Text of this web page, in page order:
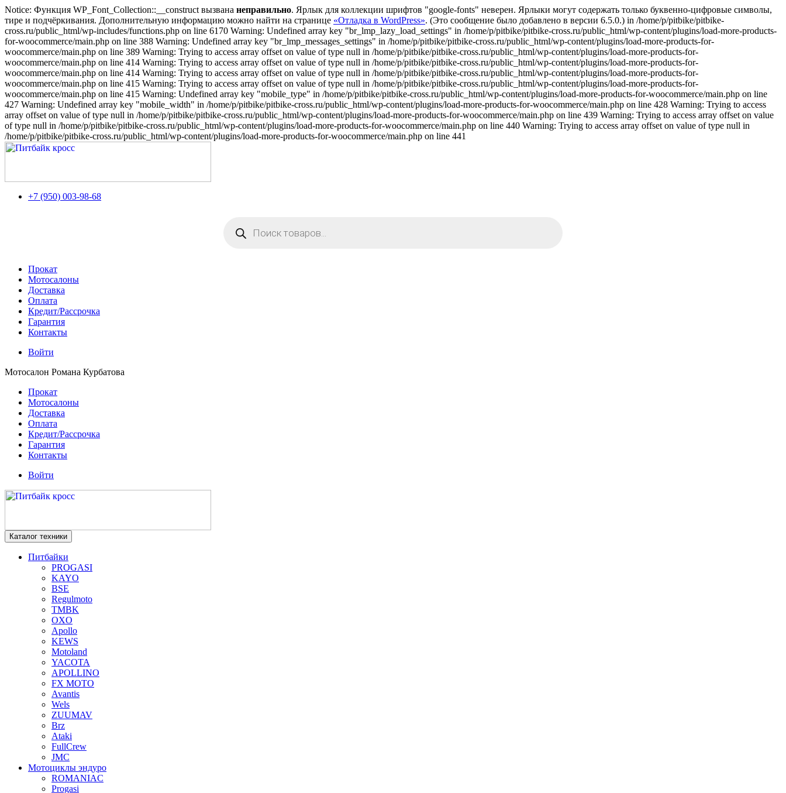
Notice: Функция WP_Font_Collection::__construct вызвана неправильно. Ярлык для коллекции шрифтов "google-fonts" неверен. Ярлыки могут содержать только буквенно-цифровые символы,
тире и подчёркивания. Дополнительную информацию можно найти на странице «Отладка в WordPress». (Это сообщение было добавлено в версии 6.5.0.) in /home/p/pitbike/pitbike-
cross.ru/public_html/wp-includes/functions.php on line 6170 Warning: Undefined array key "br_lmp_lazy_load_settings" in /home/p/pitbike/pitbike-cross.ru/public_html/wp-content/plugins/load-more-products-
for-woocommerce/main.php on line 388 Warning: Undefined array key "br_lmp_messages_settings" in /home/p/pitbike/pitbike-cross.ru/public_html/wp-content/plugins/load-more-products-for-
woocommerce/main.php on line 389 Warning: Trying to access array offset on value of type null in /home/p/pitbike/pitbike-cross.ru/public_html/wp-content/plugins/load-more-products-for-
woocommerce/main.php on line 414 Warning: Trying to access array offset on value of type null in /home/p/pitbike/pitbike-cross.ru/public_html/wp-content/plugins/load-more-products-for-
woocommerce/main.php on line 414 Warning: Trying to access array offset on value of type null in /home/p/pitbike/pitbike-cross.ru/public_html/wp-content/plugins/load-more-products-for-
woocommerce/main.php on line 415 Warning: Trying to access array offset on value of type null in /home/p/pitbike/pitbike-cross.ru/public_html/wp-content/plugins/load-more-products-for-
woocommerce/main.php on line 415 Warning: Undefined array key "mobile_type" in /home/p/pitbike/pitbike-cross.ru/public_html/wp-content/plugins/load-more-products-for-woocommerce/main.php on line
427 Warning: Undefined array key "mobile_width" in /home/p/pitbike/pitbike-cross.ru/public_html/wp-content/plugins/load-more-products-for-woocommerce/main.php on line 428 Warning: Trying to access
array offset on value of type null in /home/p/pitbike/pitbike-cross.ru/public_html/wp-content/plugins/load-more-products-for-woocommerce/main.php on line 439 Warning: Trying to access array offset on value
of type null in /home/p/pitbike/pitbike-cross.ru/public_html/wp-content/plugins/load-more-products-for-woocommerce/main.php on line 440 Warning: Trying to access array offset on value of type null in
/home/p/pitbike/pitbike-cross.ru/public_html/wp-content/plugins/load-more-products-for-woocommerce/main.php on line 441
+7 (950) 003-98-68
товаров
Прокат
Мотосалоны
Доставка
Оплата
Кредит/Рассрочка
Гарантия
Контакты
Войти
Мотосалон Романа Курбатова
Прокат
Мотосалоны
Доставка
Оплата
Кредит/Рассрочка
Гарантия
Контакты
Войти
Каталог техники
Питбайки
PROGASI
KAYO
BSE
Regulmoto
TMBK
OXO
Apollo
KEWS
Motoland
YACOTA
APOLLINO
FX MOTO
Avantis
Wels
ZUUMAV
Brz
Ataki
FullCrew
JMC
Мотоциклы эндуро
ROMANIAC
Progasi